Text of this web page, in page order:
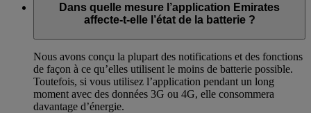
Dans quelle mesure l’application Emirates
affecte-t-elle l’état de la batterie ?
Nous avons conçu la plupart des notifications et des fonctions
de façon à ce qu’elles utilisent le moins de batterie possible.
Toutefois, si vous utilisez l’application pendant un long
moment avec des données 3G ou 4G, elle consommera
davantage d’énergie.